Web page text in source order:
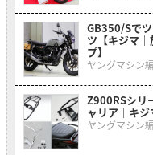
GB350/Sで
ツ【キジマ
プ】
ヤングマシン
Z900RSシリ
ャリア｜キジ
ヤングマシン